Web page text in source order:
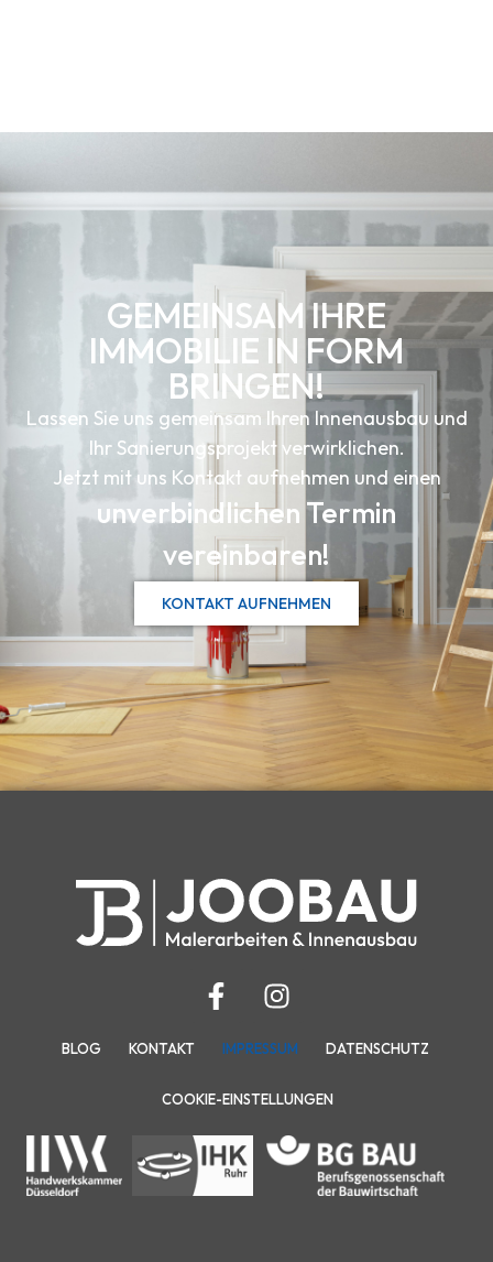
GEMEINSAM IHRE
IMMOBILIE IN FORM
BRINGEN!
Lassen Sie uns gemeinsam Ihren Innenausbau und
Ihr Sanierungsprojekt verwirklichen.
Jetzt mit uns Kontakt aufnehmen und einen
unverbindlichen Termin
vereinbaren!
KONTAKT AUFNEHMEN
BLOG KONTAKT IMPRESSUM DATENSCHUTZ
COOKIE-EINSTELLUNGEN